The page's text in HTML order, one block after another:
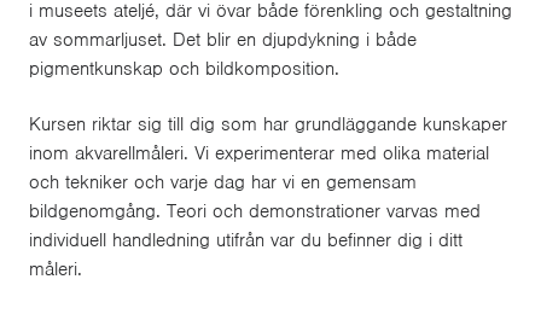
i museets ateljé, där vi övar både förenkling och gestaltning
av sommarljuset. Det blir en djupdykning i både
pigmentkunskap och bildkomposition.
Kursen riktar sig till dig som har grundläggande kunskaper
inom akvarellmåleri. Vi experimenterar med olika material
och tekniker och varje dag har vi en gemensam
bildgenomgång. Teori och demonstrationer varvas med
individuell handledning utifrån var du befinner dig i ditt
måleri.